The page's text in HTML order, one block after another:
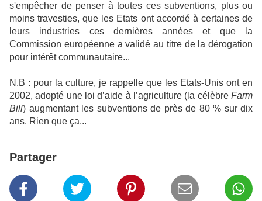
s'empêcher de penser à toutes ces subventions, plus ou
moins travesties, que les Etats ont accordé à certaines de
leurs industries ces dernières années et que la
Commission européenne a validé au titre de la dérogation
pour intérêt communautaire...
N.B : pour la culture, je rappelle que les Etats-Unis ont en
2002, adopté une loi d’aide à l’agriculture (la célèbre Farm
Bill) augmentant les subventions de près de 80 % sur dix
ans. Rien que ça...
Partager